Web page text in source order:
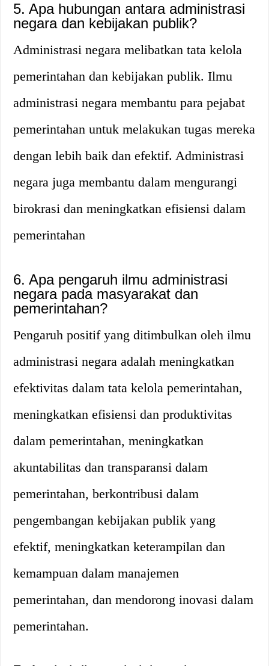
5. Apa hubungan antara administrasi
negara dan kebijakan publik?
Administrasi negara melibatkan tata kelola
pemerintahan dan kebijakan publik. Ilmu
administrasi negara membantu para pejabat
pemerintahan untuk melakukan tugas mereka
dengan lebih baik dan efektif. Administrasi
negara juga membantu dalam mengurangi
birokrasi dan meningkatkan efisiensi dalam
pemerintahan
6. Apa pengaruh ilmu administrasi
negara pada masyarakat dan
pemerintahan?
Pengaruh positif yang ditimbulkan oleh ilmu
administrasi negara adalah meningkatkan
efektivitas dalam tata kelola pemerintahan,
meningkatkan efisiensi dan produktivitas
dalam pemerintahan, meningkatkan
akuntabilitas dan transparansi dalam
pemerintahan, berkontribusi dalam
pengembangan kebijakan publik yang
efektif, meningkatkan keterampilan dan
kemampuan dalam manajemen
pemerintahan, dan mendorong inovasi dalam
pemerintahan.